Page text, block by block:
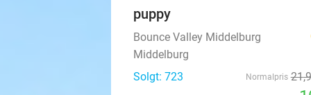
puppy
Bounce Valley Middelburg
Middelburg
Solgt: 723
Normalpris 21